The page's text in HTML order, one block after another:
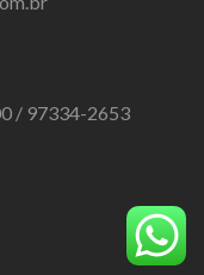
/ 97334-2653